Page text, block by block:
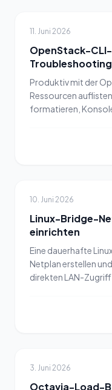
11. Juni 2026
OpenStack-
Troubleshooting
Produktiv mit der
Ressourcen
formatieren,
10. Juni 2026
Linux-Bridge-
einrichten
Eine dauerhafte
Netplan erstellen
direkten LAN-
3. Juni 2026
Octavia-Load-